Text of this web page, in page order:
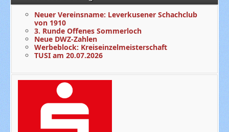
Neuer Vereinsname: Leverkusener Schachclub
von 1910
3. Runde Offenes Sommerloch
Neue DWZ-Zahlen
Werbeblock: Kreiseinzelmeisterschaft
TUSI am 20.07.2026